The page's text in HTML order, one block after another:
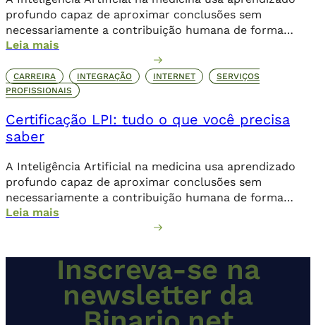
profundo capaz de aproximar conclusões sem
necessariamente a contribuição humana de forma
direta.
Leia mais
CARREIRA INTEGRAÇÃO INTERNET
SERVIÇOS
PROFISSIONAIS
Certificação LPI: tudo o que você precisa
saber
A Inteligência Artificial na medicina usa aprendizado
profundo capaz de aproximar conclusões sem
necessariamente a contribuição humana de forma
direta.
Leia mais
Inscreva-se na
newsletter da